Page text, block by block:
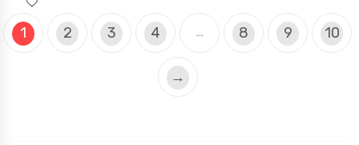
1 2 3 4 … 8 9 10
→